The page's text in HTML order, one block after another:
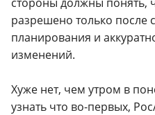
разрешено только после
планирования и
изменений.
Хуже нет, чем утром в
узнать что во-первых,